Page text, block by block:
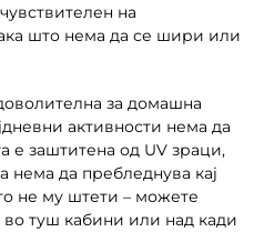
на
што нема да се шири или
за домашна
активности нема да
е заштитена од UV зраци,
нема да пребледнува кај
не му штети – можете
туш кабини или над кади